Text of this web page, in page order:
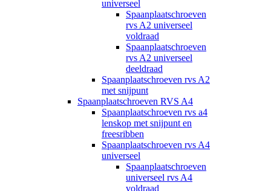
universeel
Spaanplaatschroeven
rvs A2 universeel
voldraad
Spaanplaatschroeven
rvs A2 universeel
deeldraad
Spaanplaatschroeven rvs A2
met snijpunt
Spaanplaatschroeven RVS A4
Spaanplaatschroeven rvs a4
lenskop met snijpunt en
freesribben
Spaanplaatschroeven rvs A4
universeel
Spaanplaatschroeven
universeel rvs A4
voldraad